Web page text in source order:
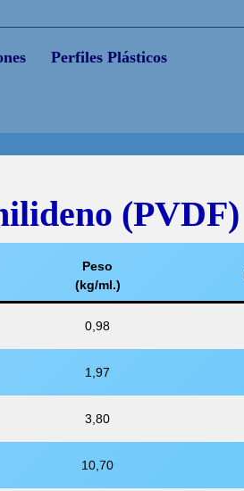
Perfiles Plásticos
(PVDF)
Peso
(kg/ml.)
0,98
1,97
3,80
10,70